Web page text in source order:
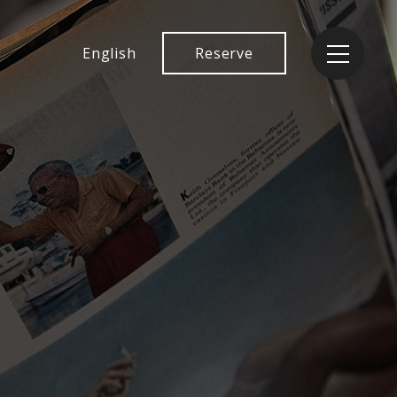
English Reserve